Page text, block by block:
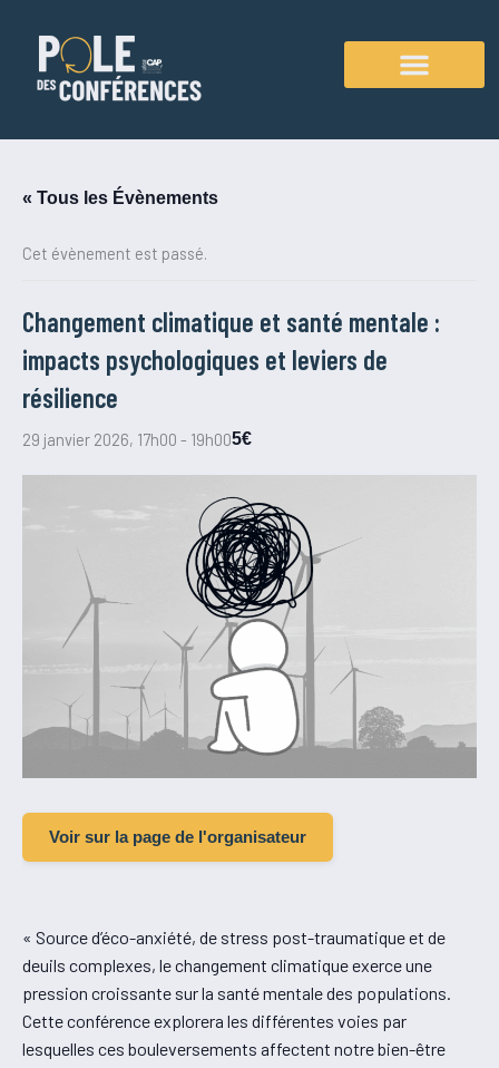
« Tous les Évènements
Cet évènement est passé.
Changement climatique et santé mentale :
impacts psychologiques et leviers de
résilience
29 janvier 2026, 17h00 - 19h005€
Voir sur la page de l'organisateur
« Source d’éco-anxiété, de stress post-traumatique et de
deuils complexes, le changement climatique exerce une
pression croissante sur la santé mentale des populations.
Cette conférence explorera les différentes voies par
lesquelles ces bouleversements affectent notre bien-être